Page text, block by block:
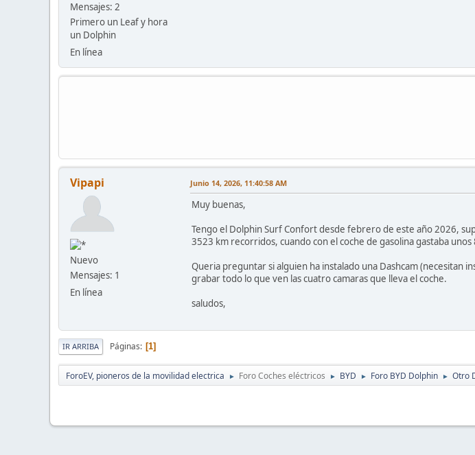
Mensajes: 2
Primero un Leaf y hora
un Dolphin
En línea
Vipapi
Nuevo
Mensajes: 1
En línea
Junio 14, 2026, 11:40:58 AM
Muy buenas,
Tengo el Dolphin Surf Confort desde febrero de este año 2026,
3523 km recorridos, cuando con el coche de gasolina gastaba unos
Queria preguntar si alguien ha instalado una Dashcam (necesitan
grabar todo lo que ven las cuatro camaras que lleva el coche.
saludos,
IR ARRIBA Páginas 1
ForoEV, pioneros de la movilidad electrica ► Foro Coches eléctricos ► BYD ► Foro BYD Dolphin ► Otro